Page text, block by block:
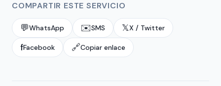
COMPARTIR ESTE SERVICIO
💬WhatsApp ✉️SMS 𝕏X / Twitter
fFacebook 🔗Copiar enlace